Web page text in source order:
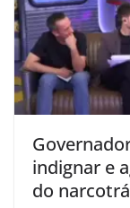
indignar e
do